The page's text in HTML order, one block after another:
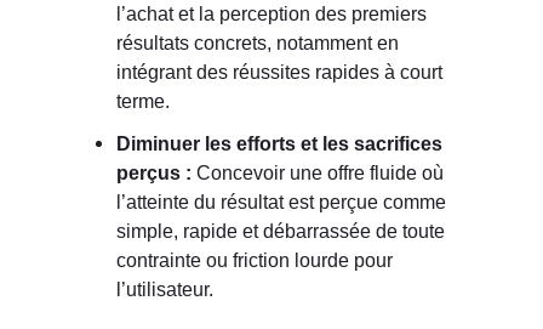
l’achat et la perception des premiers
résultats concrets, notamment en
intégrant des réussites rapides à court
terme.
Diminuer les efforts et les sacrifices
perçus : Concevoir une offre fluide où
l’atteinte du résultat est perçue comme
simple, rapide et débarrassée de toute
contrainte ou friction lourde pour
l’utilisateur.